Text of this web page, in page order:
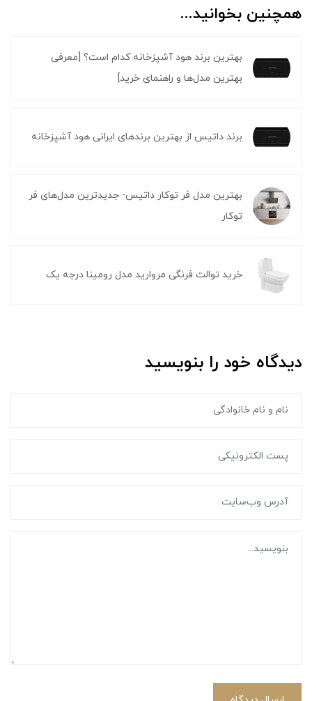
همچنین بخوانید...
بهترین برند هود آشپزخانه کدام است؟ [معرفی
بهترین مدل‌ها و راهنمای خرید]
برند داتیس از بهترین برندهای ایرانی هود آشپزخانه
بهترین مدل فر توکار داتیس- جدیدترین مدل‌های فر
توکار
خرید توالت فرنگی مروارید مدل رومینا درجه یک
دیدگاه خود را بنویسید